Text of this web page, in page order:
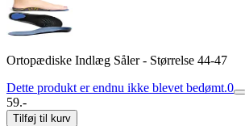
Ortopædiske Indlæg Såler - Størrelse 44-47
Dette produkt er endnu ikke blevet bedømt.0
59.-
Tilføj til kurv